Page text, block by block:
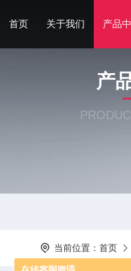
首页 关于我们 产品
产
当前位置： 首页